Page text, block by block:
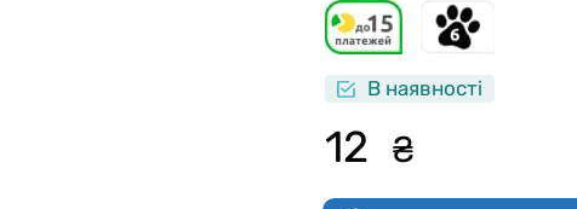
В наявності
12 ₴